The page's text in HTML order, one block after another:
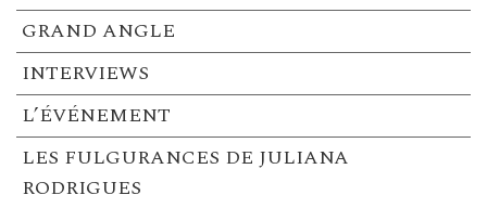
GRAND ANGLE
INTERVIEWS
L’ÉVÉNEMENT
LES FULGURANCES DE JULIANA
RODRIGUES